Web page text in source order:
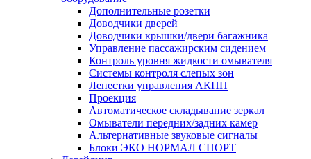
Дополнительные розетки
Доводчики дверей
Доводчики крышки/двери багажника
Управление пассажирским сидением
Контроль уровня жидкости омывателя
Системы контроля слепых зон
Лепестки управления АКПП
Проекция
Автоматическое складывание зеркал
Омыватели передних/задних камер
Альтернативные звуковые сигналы
Блоки ЭКО НОРМАЛ СПОРТ